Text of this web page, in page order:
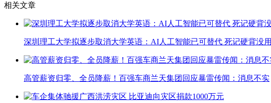
相关文章
深圳理工大学拟逐步取消大学英语：AI人工智能已可替代 死记硬背没用
高管薪资归零、全员降薪！百强车商兰天集团回应暴雷传闻：消息不实